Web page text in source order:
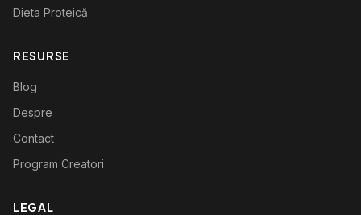
Dieta Proteică
RESURSE
Blog
Despre
Contact
Program Creatori
LEGAL